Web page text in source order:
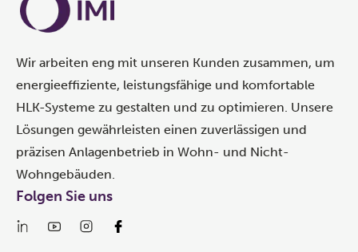
Wir arbeiten eng mit unseren Kunden zusammen, um
energieeffiziente, leistungsfähige und komfortable
HLK-Systeme zu gestalten und zu optimieren. Unsere
Lösungen gewährleisten einen zuverlässigen und
präzisen Anlagenbetrieb in Wohn- und Nicht-
Wohngebäuden.
Folgen Sie uns